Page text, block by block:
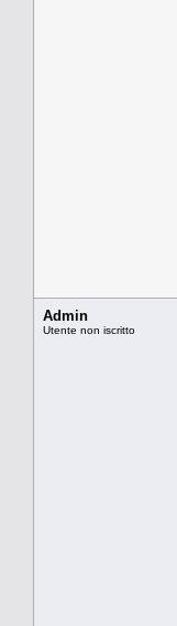
Admin
Utente non iscritto